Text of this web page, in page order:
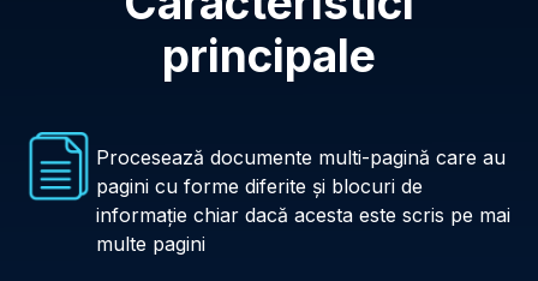
principale
Procesează documente multi-pagină care au
pagini cu forme diferite şi blocuri de
informaţie chiar dacă acesta este scris pe mai
multe pagini